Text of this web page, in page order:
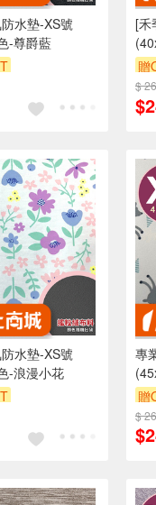
水墊-XS號
-尊爵藍
折抵 100元
元的範圍
[禾
贈
$
水墊-XS號
-浪漫小花
折抵 100元
元的範圍
專
贈
$